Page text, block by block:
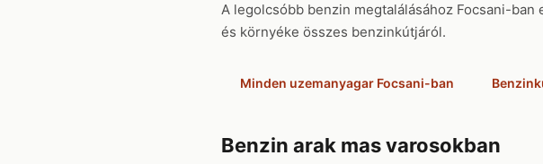
A legolcsóbb benzin megtalálásához Focsani-
és környéke összes benzinkútjáról.
Minden uzemanyagar Focsani-ban
Benzin arak mas varosokban